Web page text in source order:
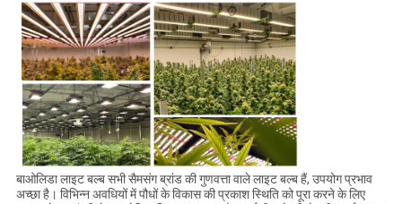
बाओलिडा लाइट बल्ब सभी सैमसंग ब्रांड की गुणवत्ता वाले लाइट बल्ब हैं, उपयोग प्रभाव
अच्छा है। विभिन्न अवधियों में पौधों के विकास की प्रकाश स्थिति को पूरा करने के लिए